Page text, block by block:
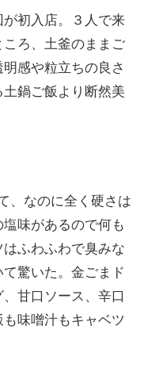
が初入店。３人で来
ろ、土釜のままご
感や粒立ちの良さ
鍋ご飯より断然美
、なのに全く硬さは
味があるので何も
ふわふわで臭みな
驚いた。金ごまド
甘口ソース、辛口
味噌汁もキャベツ